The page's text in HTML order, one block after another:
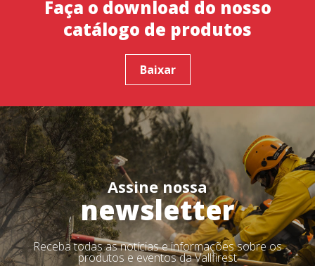
Faça o download do nosso
catálogo de produtos
Baixar
Assine nossa
newsletter
Receba todas as notícias e informações sobre os
produtos e eventos da Vallfirest